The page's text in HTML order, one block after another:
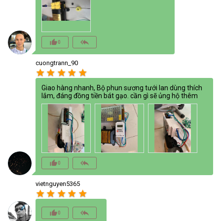
thumb_up_alt0 reply_all
cuongtrann_90
star star star star star
Giao hàng nhanh, Bộ phun sương tưới lan dùng thích
lắm, đáng đồng tiền bát gạo. cần gì sẽ ủng hộ thêm
thumb_up_alt0 reply_all
vietnguyen5365
star star star star star
thumb_up_alt0 reply_all